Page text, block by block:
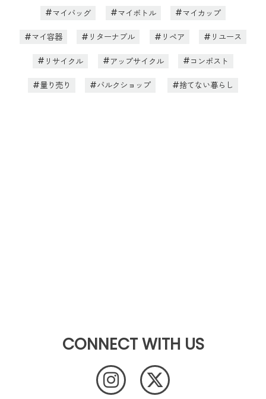
マイバッグ マイボトル マイカップ
マイ容器 リターナブル リペア リユース
リサイクル アップサイクル コンポスト
量り売り バルクショップ 捨てない暮らし
CONNECT WITH US